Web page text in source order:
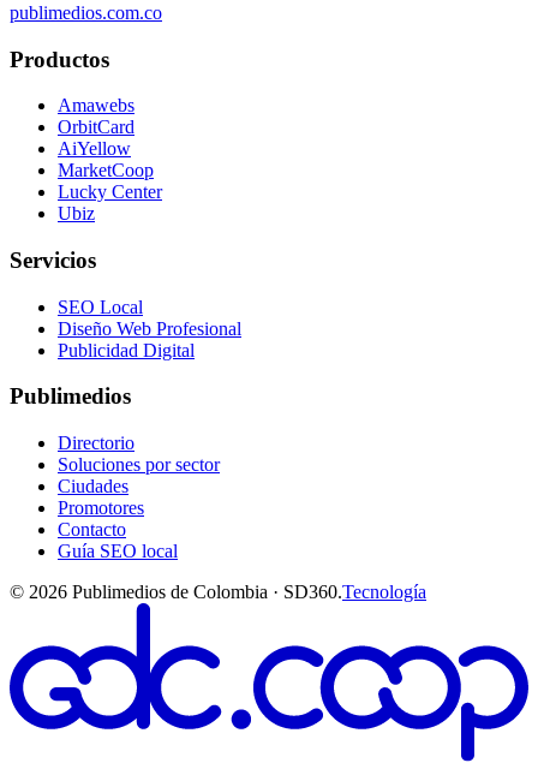
publimedios.com.co
Productos
Amawebs
OrbitCard
AiYellow
MarketCoop
Lucky Center
Ubiz
Servicios
SEO Local
Diseño Web Profesional
Publicidad Digital
Publimedios
Directorio
Soluciones por sector
Ciudades
Promotores
Contacto
Guía SEO local
© 2026 Publimedios de Colombia · SD360.Tecnología